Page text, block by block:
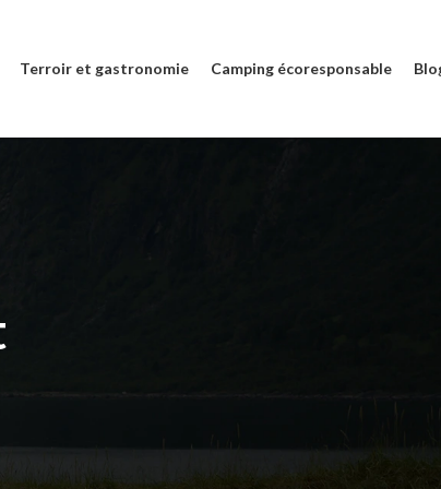
Terroir et gastronomie Camping écoresponsable